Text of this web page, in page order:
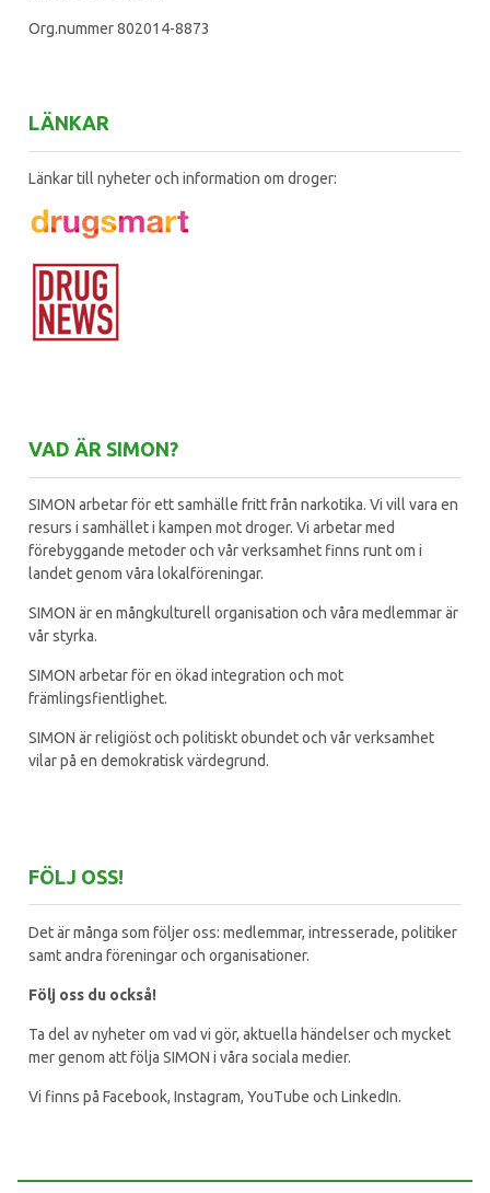
Org.nummer 802014-8873
LÄNKAR
Länkar till nyheter och information om droger:
VAD ÄR SIMON?
SIMON arbetar för ett samhälle fritt från narkotika. Vi vill vara en
resurs i samhället i kampen mot droger. Vi arbetar med
förebyggande metoder och vår verksamhet finns runt om i
landet genom våra lokalföreningar.
SIMON är en mångkulturell organisation och våra medlemmar är
vår styrka.
SIMON arbetar för en ökad integration och mot
främlingsfientlighet.
SIMON är religiöst och politiskt obundet och vår verksamhet
vilar på en demokratisk värdegrund.
FÖLJ OSS!
Det är många som följer oss: medlemmar, intresserade, politiker
samt andra föreningar och organisationer.
Följ oss du också!
Ta del av nyheter om vad vi gör, aktuella händelser och mycket
mer genom att följa SIMON i våra sociala medier.
Vi finns på Facebook, Instagram, YouTube och LinkedIn.